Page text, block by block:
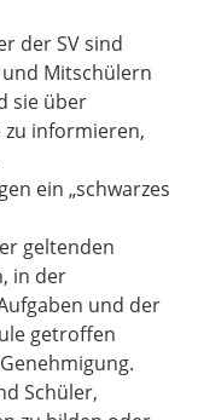
der SV sind
Mitschülern
sie über
zu informieren,
ein „schwarzes
geltenden
in der
und der
getroffen
Schüler,